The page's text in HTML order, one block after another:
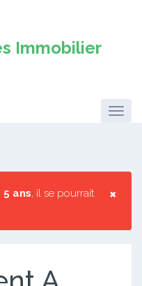
×
ans, il se pourrait